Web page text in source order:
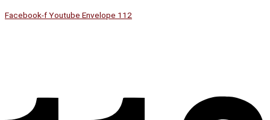
Facebook-fYoutube Envelope 112